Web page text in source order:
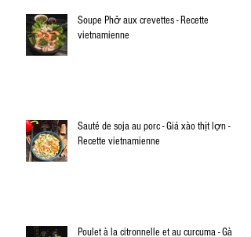
Soupe Phở aux crevettes - Recette
vietnamienne
Sauté de soja au porc - Giá xào thịt lợn -
Recette vietnamienne
Poulet à la citronnelle et au curcuma - Gà